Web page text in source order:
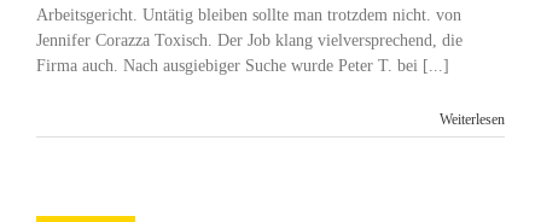
Arbeitsgericht. Untätig bleiben sollte man trotzdem nicht. von
Jennifer Corazza Toxisch. Der Job klang vielversprechend, die
Firma auch. Nach ausgiebiger Suche wurde Peter T. bei [...]
Weiterlesen